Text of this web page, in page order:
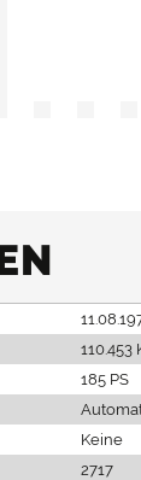
110.453
185 PS
Keine
2717